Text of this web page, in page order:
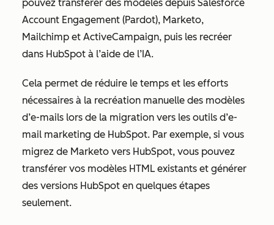
pouvez transférer des modèles depuis Salesforce
Account Engagement (Pardot), Marketo,
Mailchimp et ActiveCampaign, puis les recréer
dans HubSpot à l’aide de l’IA.
Cela permet de réduire le temps et les efforts
nécessaires à la recréation manuelle des modèles
d’e-mails lors de la migration vers les outils d’e-
mail marketing de HubSpot. Par exemple, si vous
migrez de Marketo vers HubSpot, vous pouvez
transférer vos modèles HTML existants et générer
des versions HubSpot en quelques étapes
seulement.